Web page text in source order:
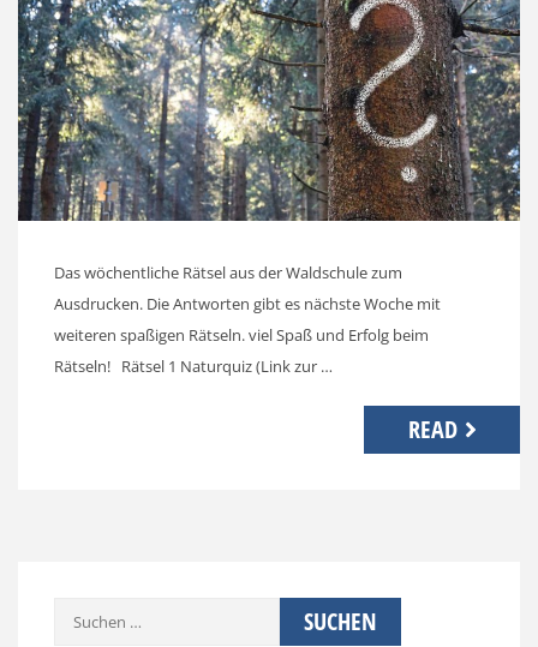
Das wöchentliche Rätsel aus der Waldschule zum
Ausdrucken. Die Antworten gibt es nächste Woche mit
weiteren spaßigen Rätseln. viel Spaß und Erfolg beim
Rätseln! Rätsel 1 Naturquiz (Link zur …
READ
Suchen